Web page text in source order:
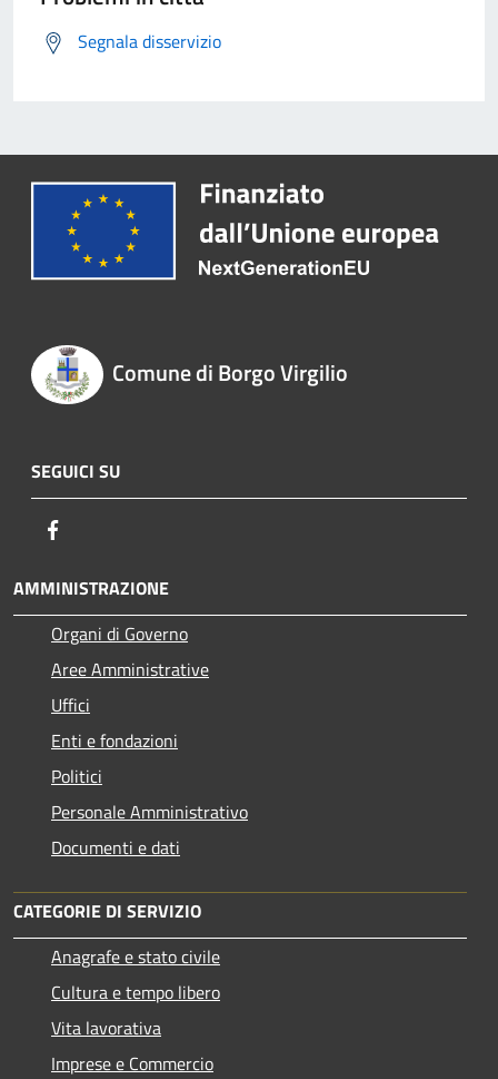
Segnala disservizio
Comune di Borgo Virgilio
SEGUICI SU
AMMINISTRAZIONE
Organi di Governo
Aree Amministrative
Uffici
Enti e fondazioni
Politici
Personale Amministrativo
Documenti e dati
CATEGORIE DI SERVIZIO
Anagrafe e stato civile
Cultura e tempo libero
Vita lavorativa
Imprese e Commercio